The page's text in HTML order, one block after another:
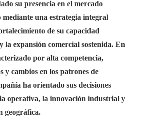
su presencia en el mercado
una estrategia integral
de su capacidad
la expansión comercial sostenida. En
por alta competencia,
y cambios en los patrones de
ha orientado sus decisiones
operativa, la innovación industrial y
geográfica.